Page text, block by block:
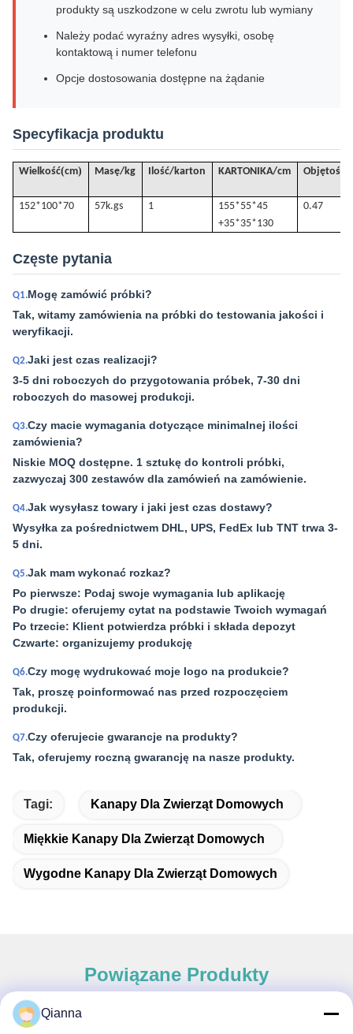
produkty są uszkodzone w celu zwrotu lub wymiany
Należy podać wyraźny adres wysyłki, osobę
kontaktową i numer telefonu
Opcje dostosowania dostępne na żądanie
Specyfikacja produktu
Wielkość(cm) Masę/kg Ilość/karton KARTONIKA/cm Objętość
152*100*70 57k.gs 1
155*55*45
+35*35*130
0.47
Częste pytania
Q1.Mogę zamówić próbki?
Tak, witamy zamówienia na próbki do testowania jakości i
weryfikacji.
Q2.Jaki jest czas realizacji?
3-5 dni roboczych do przygotowania próbek, 7-30 dni
roboczych do masowej produkcji.
Q3.Czy macie wymagania dotyczące minimalnej ilości
zamówienia?
Niskie MOQ dostępne. 1 sztukę do kontroli próbki,
zazwyczaj 300 zestawów dla zamówień na zamówienie.
Q4.Jak wysyłasz towary i jaki jest czas dostawy?
Wysyłka za pośrednictwem DHL, UPS, FedEx lub TNT trwa 3-
5 dni.
Q5.Jak mam wykonać rozkaz?
Po pierwsze: Podaj swoje wymagania lub aplikację
Po drugie: oferujemy cytat na podstawie Twoich wymagań
Po trzecie: Klient potwierdza próbki i składa depozyt
Czwarte: organizujemy produkcję
Q6.Czy mogę wydrukować moje logo na produkcie?
Tak, proszę poinformować nas przed rozpoczęciem
produkcji.
Q7.Czy oferujecie gwarancje na produkty?
Tak, oferujemy roczną gwarancję na nasze produkty.
Tagi: Kanapy Dla Zwierząt Domowych
Miękkie Kanapy Dla Zwierząt Domowych
Wygodne Kanapy Dla Zwierząt Domowych
Powiązane Produkty
Qianna